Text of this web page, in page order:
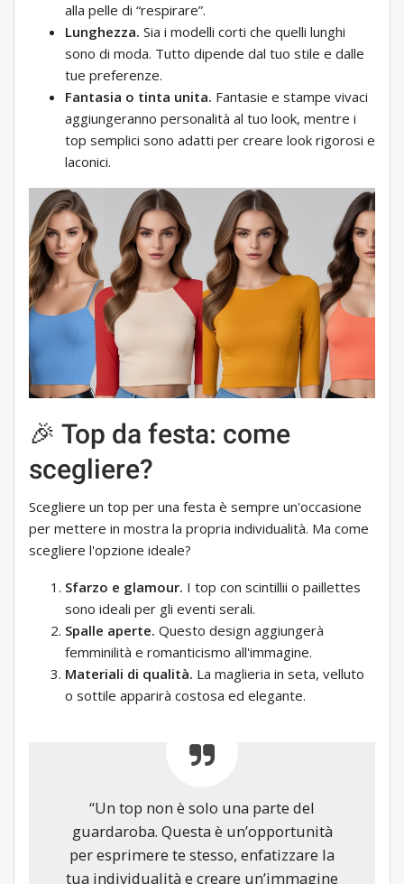
alla pelle di “respirare”.
Lunghezza. Sia i modelli corti che quelli lunghi
sono di moda. Tutto dipende dal tuo stile e dalle
tue preferenze.
Fantasia o tinta unita. Fantasie e stampe vivaci
aggiungeranno personalità al tuo look, mentre i
top semplici sono adatti per creare look rigorosi e
laconici.
🎉 Top da festa: come
scegliere?
Scegliere un top per una festa è sempre un'occasione
per mettere in mostra la propria individualità. Ma come
scegliere l'opzione ideale?
Sfarzo e glamour. I top con scintillii o paillettes
sono ideali per gli eventi serali.
Spalle aperte. Questo design aggiungerà
femminilità e romanticismo all'immagine.
Materiali di qualità. La maglieria in seta, velluto
o sottile apparirà costosa ed elegante.
“Un top non è solo una parte del
guardaroba. Questa è un’opportunità
per esprimere te stesso, enfatizzare la
tua individualità e creare un’immagine